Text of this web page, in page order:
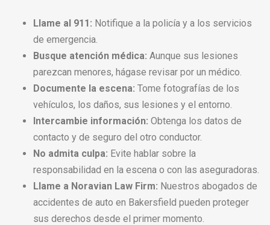
Llame al 911: Notifique a la policía y a los servicios
de emergencia.
Busque atención médica: Aunque sus lesiones
parezcan menores, hágase revisar por un médico.
Documente la escena: Tome fotografías de los
vehículos, los daños, sus lesiones y el entorno.
Intercambie información: Obtenga los datos de
contacto y de seguro del otro conductor.
No admita culpa: Evite hablar sobre la
responsabilidad en la escena o con las aseguradoras.
Llame a Noravian Law Firm: Nuestros abogados de
accidentes de auto en Bakersfield pueden proteger
sus derechos desde el primer momento.